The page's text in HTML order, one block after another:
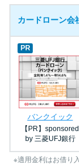
カードローン会
PR
バンクイック
【PR】sponsored
by 三菱UFJ銀行
※適用金利はお借り